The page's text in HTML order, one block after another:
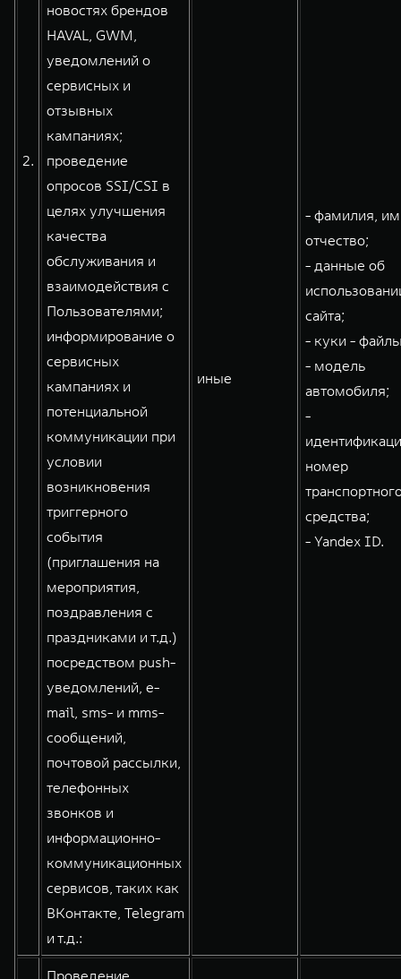
2.
новостях брендов
HAVAL, GWM,
уведомлений о
сервисных и
отзывных
кампаниях;
проведение
опросов SSI/CSI в
целях улучшения
качества
обслуживания и
взаимодействия с
Пользователями;
информирование о
сервисных
кампаниях и
потенциальной
коммуникации при
условии
возникновения
триггерного
события
(приглашения на
мероприятия,
поздравления с
праздниками и т.д.)
посредством push-
уведомлений, e-
mail, sms- и mms-
сообщений,
почтовой рассылки,
телефонных
звонков и
информационно-
коммуникационных
сервисов, таких как
ВКонтакте, Telegram
и т.д.:
иные
- фамилия,
отчество;
- данные об
сайта;
- куки -
- модель
автомобиля;
-
номер
средства;
- Yandex ID.
Проведение